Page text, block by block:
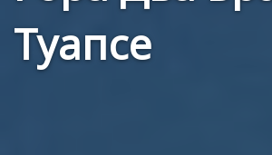
Туапсе